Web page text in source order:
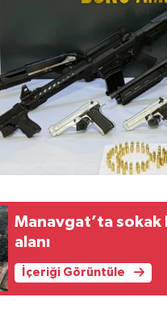
Manavgat’ta sokak
alanı
İçeriği Görüntüle